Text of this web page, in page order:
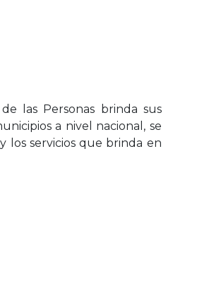
las Personas brinda sus
a nivel nacional, se
los servicios que brinda en